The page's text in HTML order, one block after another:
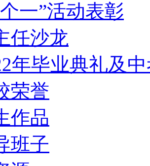
一”活动表彰
任沙龙
年毕业典礼及
荣誉
作品
班子